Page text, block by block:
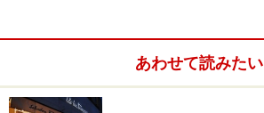
あわせて読みたい